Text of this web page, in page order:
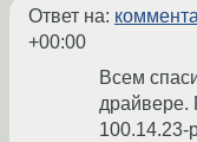
Ответ на:
+00:00
Всем
драйвере.
100.14.23-